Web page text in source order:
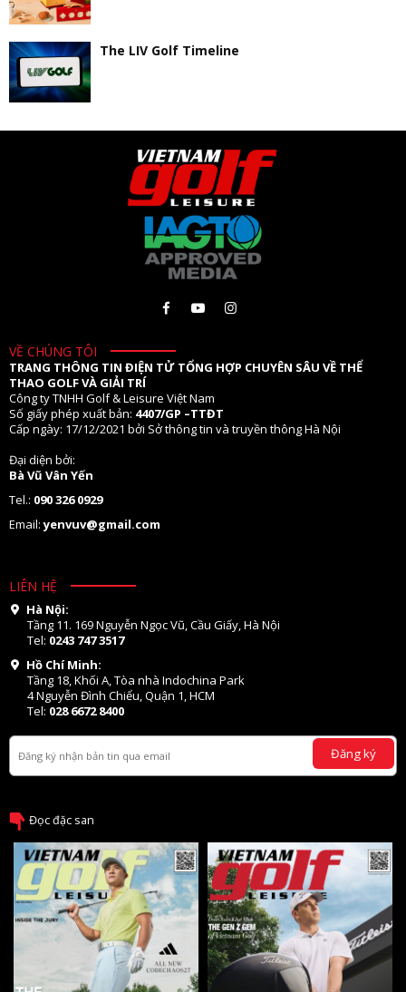
The LIV Golf Timeline
VỀ CHÚNG TÔI
TRANG THÔNG TIN ĐIỆN TỬ TỔNG HỢP CHUYÊN SÂU VỀ THỂ
THAO GOLF VÀ GIẢI TRÍ
Công ty TNHH Golf & Leisure Việt Nam
Số giấy phép xuất bản: 4407/GP –TTĐT
Cấp ngày: 17/12/2021 bởi Sở thông tin và truyền thông Hà Nội
Đại diện bởi:
Bà Vũ Vân Yến
Tel.: 090 326 0929
Email:yenvuv@gmail.com
LIÊN HỆ
Hà Nội:
Tầng 11. 169 Nguyễn Ngọc Vũ, Cầu Giấy, Hà Nội
Tel: 0243 747 3517
Hồ Chí Minh:
Tầng 18, Khối A, Tòa nhà Indochina Park
4 Nguyễn Đình Chiểu, Quận 1, HCM
Tel: 028 6672 8400
Đăng ký
Đọc đặc san